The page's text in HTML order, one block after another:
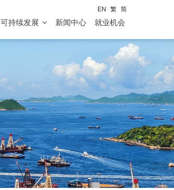
可持续发展 新闻中心 就业机会
EN 繁 简